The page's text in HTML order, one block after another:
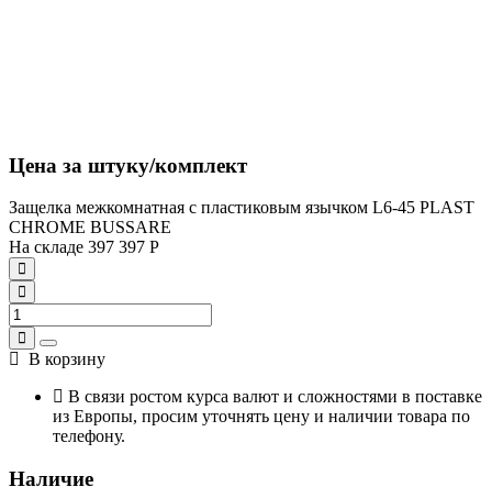
Цена за штуку/комплект
Защелка межкомнатная с пластиковым язычком L6-45 PLAST
CHROME BUSSARE
На складе 397 397 Р
В корзину
В связи ростом курса валют и сложностями в поставке
из Европы, просим уточнять цену и наличии товара по
телефону.
Наличие